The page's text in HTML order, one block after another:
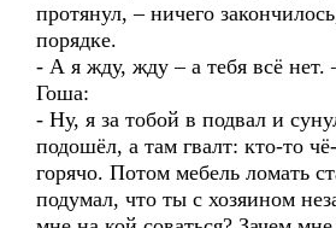
протянул, – ничего
порядке.
- А я жду, жду – а тебя всё нет.
Гоша:
- Ну, я за тобой в подвал и
подошёл, а там гвалт: кто-то
горячо. Потом мебель ломать
подумал, что ты с хозяином